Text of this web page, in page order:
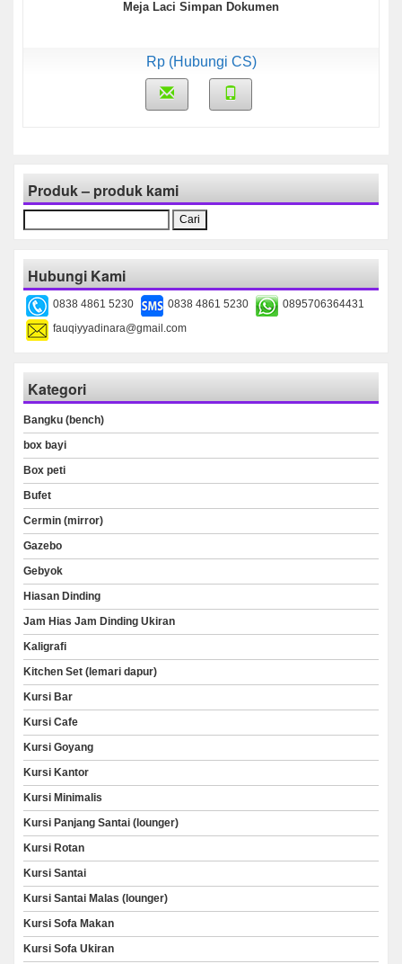
Meja Laci Simpan Dokumen
Rp (Hubungi CS)
Produk – produk kami
untuk:
Hubungi Kami
0838 4861 5230 0838 4861 5230
0895706364431
fauqiyyadinara@gmail.com
Kategori
Bangku (bench)
box bayi
Box peti
Bufet
Cermin (mirror)
Gazebo
Gebyok
Hiasan Dinding
Jam Hias Jam Dinding Ukiran
Kaligrafi
Kitchen Set (lemari dapur)
Kursi Bar
Kursi Cafe
Kursi Goyang
Kursi Kantor
Kursi Minimalis
Kursi Panjang Santai (lounger)
Kursi Rotan
Kursi Santai
Kursi Santai Malas (lounger)
Kursi Sofa Makan
Kursi Sofa Ukiran